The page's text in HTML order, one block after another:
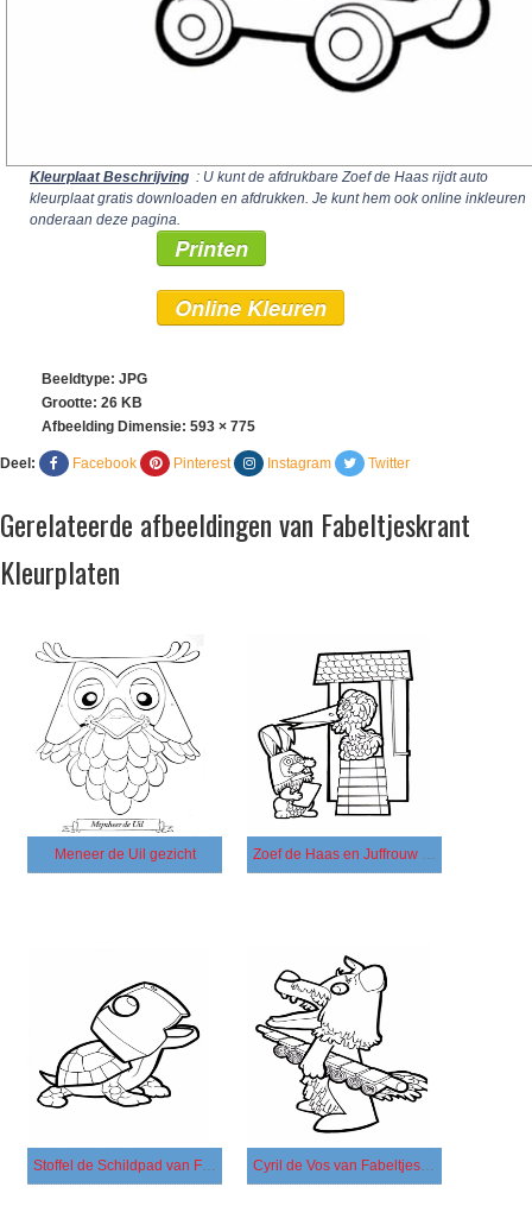
Kleurplaat Beschrijving : U kunt de afdrukbare Zoef de Haas rijdt auto
kleurplaat gratis downloaden en afdrukken. Je kunt hem ook online inkleuren
onderaan deze pagina.
Printen
Online Kleuren
Beeldtype: JPG
Grootte: 26 KB
Afbeelding Dimensie: 593 × 775
Deel: Facebook Pinterest Instagram Twitter
Gerelateerde afbeeldingen van Fabeltjeskrant
Kleurplaten
Meneer de Uil gezicht Zoef de Haas en Juffrouw Ooievaar
Stoffel de Schildpad van Fabeltjeskrant Cyril de Vos van Fabeltjeskrant